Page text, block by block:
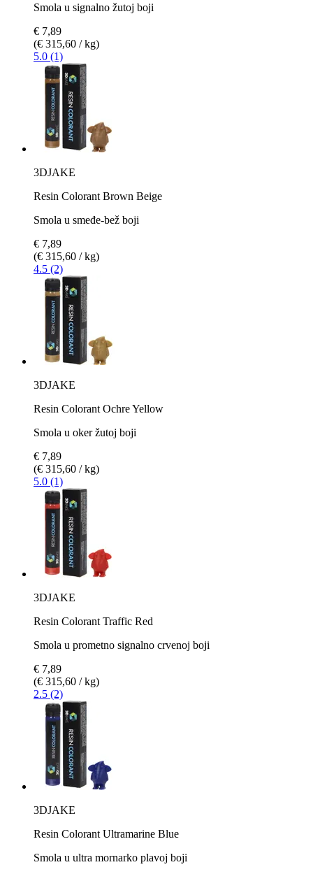
Smola u signalno žutoj boji
€ 7,89
(€ 315,60 / kg)
5.0 (1)
3DJAKE
Resin Colorant Brown Beige
Smola u smeđe-bež boji
€ 7,89
(€ 315,60 / kg)
4.5 (2)
3DJAKE
Resin Colorant Ochre Yellow
Smola u oker žutoj boji
€ 7,89
(€ 315,60 / kg)
5.0 (1)
3DJAKE
Resin Colorant Traffic Red
Smola u prometno signalno crvenoj boji
€ 7,89
(€ 315,60 / kg)
2.5 (2)
3DJAKE
Resin Colorant Ultramarine Blue
Smola u ultra mornarko plavoj boji